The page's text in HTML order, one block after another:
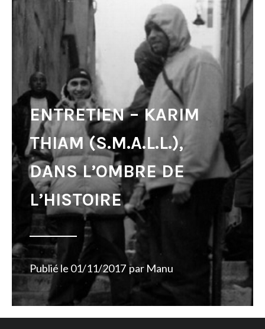
ENTRETIEN – KARIM
THIAM (S.M.A.L.L.),
DANS L’OMBRE DE
L’HISTOIRE
Publié le 01/11/2017 par Manu